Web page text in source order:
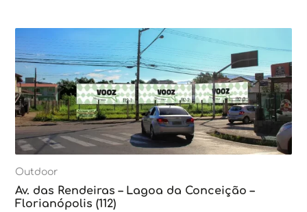
Outdoor
Av. das Rendeiras – Lagoa da Conceição –
Florianópolis (112)